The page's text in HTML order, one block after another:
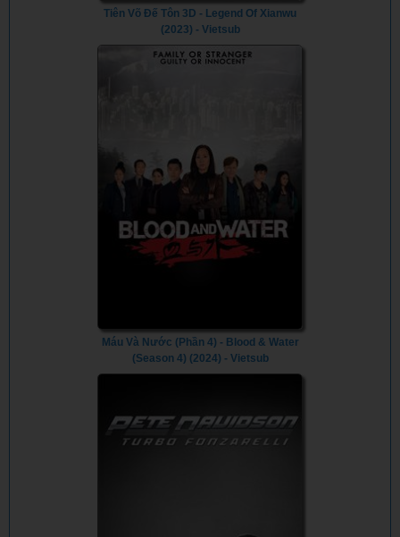
Tiên Võ Đế Tôn 3D - Legend Of Xianwu
(2023) - Vietsub
Máu Và Nước (Phần 4) - Blood & Water
(Season 4) (2024) - Vietsub